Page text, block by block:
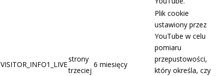
VISITOR_INFO1_LIVE
strony
trzeciej
6 miesięcy
Plik cookie
ustawiony przez
YouTube w celu
pomiaru
przepustowości,
który określa, czy